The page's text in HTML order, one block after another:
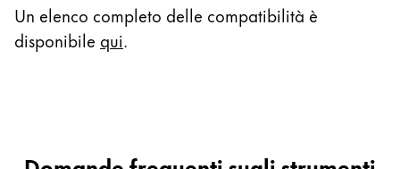
12.3 Zoll Chromebook Plus
Un elenco completo delle compatibilità è
disponibile qui.